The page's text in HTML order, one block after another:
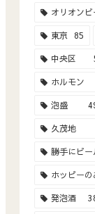
オリオンビ
東京 85
中央区
ホルモン
泡盛
久茂地
勝手にビ
ホッピー
発泡酒